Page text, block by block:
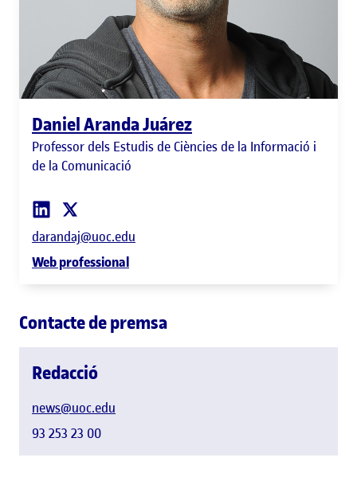
Daniel Aranda Juárez
Professor dels Estudis de Ciències de la Informació i
de la Comunicació
darandaj@uoc.edu
Web professional
Contacte de premsa
Redacció
news@uoc.edu
93 253 23 00